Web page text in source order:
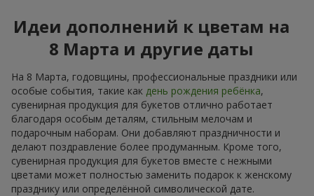
Идеи дополнений к цветам на
8 Марта и другие даты
На 8 Марта, годовщины, профессиональные праздники или
особые события, такие как день рождения ребёнка,
сувенирная продукция для букетов отлично работает
благодаря особым деталям, стильным мелочам и
подарочным наборам. Они добавляют праздничности и
делают поздравление более продуманным. Кроме того,
сувенирная продукция для букетов вместе с нежными
цветами может полностью заменить подарок к женскому
празднику или определённой символической дате.